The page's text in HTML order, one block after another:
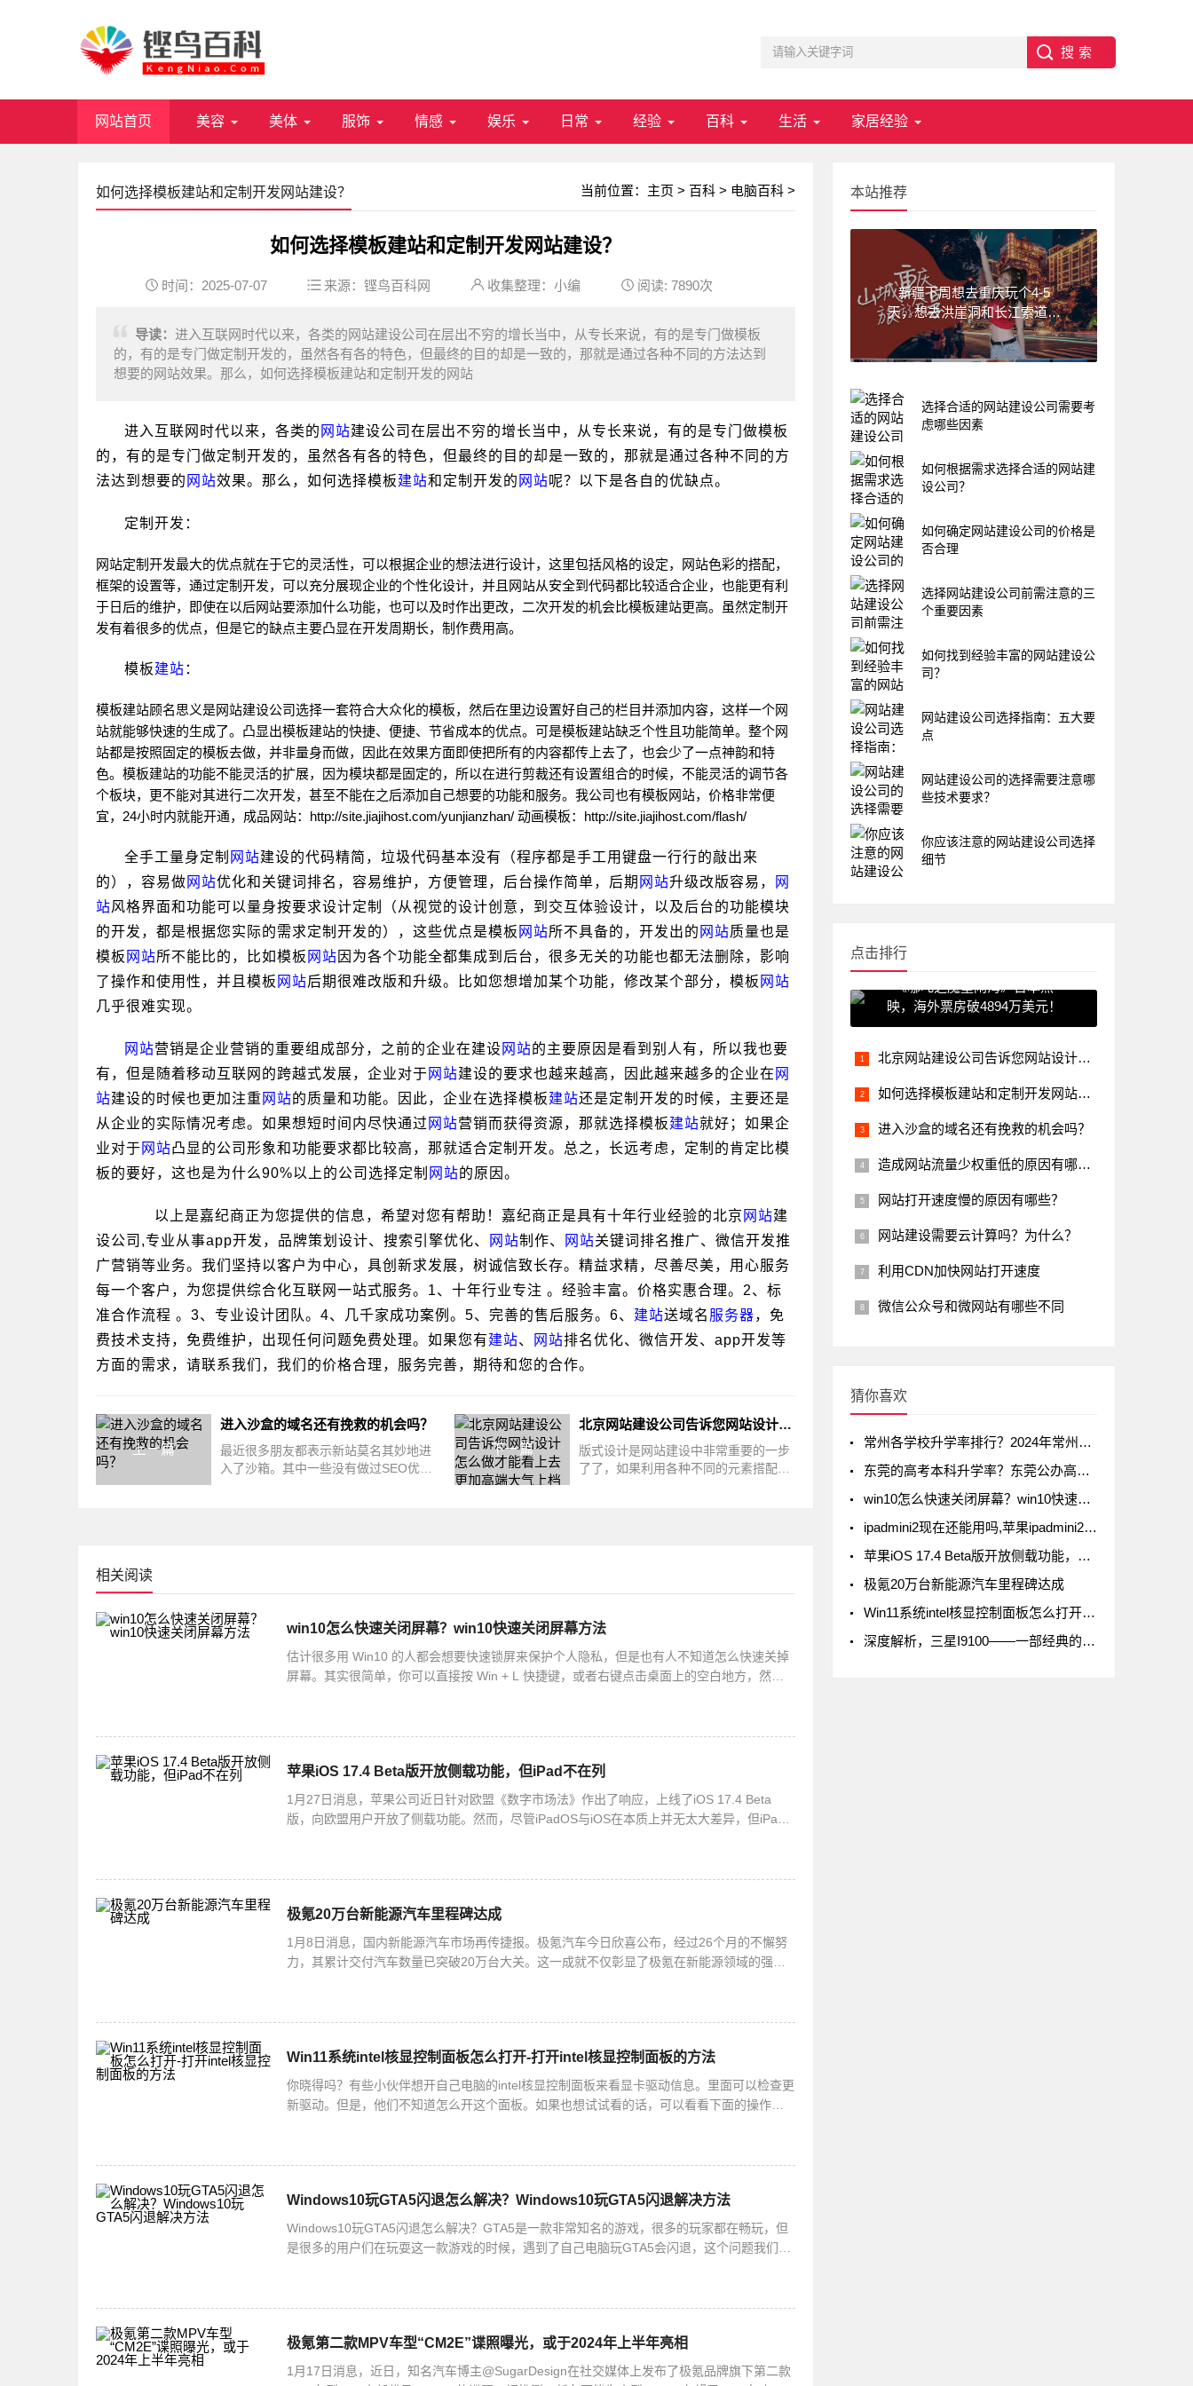
网站首页 美容 美体 服饰 情感 娱乐 日常 经验 百科 生活 家居经验
当前位置： 主页 > 百科 > 电脑百科 >
如何选择模板建站和定制开发网站建设？
如何选择模板建站和定制开发网站建设？
时间：2025-07-07 来源： 铿鸟百科网 收集整理：小编 阅读: 7890次
导读： 进入互联网时代以来，各类的网站建设公司在层出不穷的增长当中，从专长来说，有的是专门做模板
的，有的是专门做定制开发的，虽然各有各的特色，但最终的目的却是一致的，那就是通过各种不同的方法达到
想要的网站效果。那么，如何选择模板建站和定制开发的网站
进入互联网时代以来，各类的 网站建设公司在层出不穷的增长当中，从专长来说，有的是专门做模板
的，有的是专门做定制开发的，虽然各有各的特色，但最终的目的却是一致的，那就是通过各种不同的方
法达到想要的 网站效果。那么，如何选择模板建站和定制开发的 网站呢？以下是各自的优缺点。
定制开发：
网站定制开发最大的优点就在于它的灵活性，可以根据企业的想法进行设计，这里包括风格的设定， 网站色彩的搭配，
框架的设置等，通过定制开发，可以充分展现企业的个性化设计，并且 网站从安全到代码都比较适合企业，也能更有利
于日后的维护，即使在以后网站要添加什么功能，也可以及时作出更改，二次开发的机会比模板建站更高。虽然定制开
发有着很多的优点，但是它的缺点主要凸显在开发周期长，制作费用高。
模板建站 ：
模板建站顾名思义是网站建设公司选择一套符合大众化的模板，然后在里边设置好自己的栏目并添加内容，这样一个网
站就能够快速的生成了。凸显出模板建站的快捷、便捷、节省成本的优点。可是模板建站缺乏个性且功能简单。整个网
站都是按照固定的模板去做，并非量身而做，因此在效果方面即使把所有的内容都传上去了，也会少了一点神韵和特
色。模板建站的功能不能灵活的扩展‌，因为模块都是固定的，所以在进行剪裁还有设置组合的时候，不能灵活的调节各
个板块，更不能对其进行二次开发，甚至不能在之后添加自己想要的功能和服务。我公司也有模板网站，价格非常便
宜，24小时内就能开通，成品网站：http://site.jiajihost.com/yunjianzhan/ 动画模板：http://site.jiajihost.com/flash/
全手工量身定制 网站建设的代码精简，垃圾代码基本没有（程序都是手工用键盘一行行的敲出来
的），容易做 网站优化和关键词排名，容易维护，方便管理，后台操作简单，后期 网站升级改版容易，
网
站风格界面和功能可以量身按要求设计定制（从视觉的设计创意，到交互体验设计，以及后台的功能模块
的开发，都是根据您实际的需求定制开发的），这些优点是模板 网站所不具备的，开发出的 网站质量也是
模板 网站所不能比的，比如模板 网站 因为各个功能全都集成到后台，很多无关的功能也都无法删除，影响
了操作和使用性，并且模板 网站后期很难改版和升级。比如您想增加某个功能，修改某个部分，模板 网站
几乎很难实现。
网站营销是企业营销的重要组成部分，之前的企业在建设 网站的主要原因是看到别人有，所以我也要
有，但是随着移动互联网的跨越式发展，企业对于 网站建设的要求也越来越高，因此越来越多的企业在 网
站建设的时候也更加注重 网站的质量和功能。因此，企业在选择模板建站还是定制开发的时候，主要还是
从企业的实际情况考虑。如果想短时间内尽快通过 网站营销而获得资源，那就选择模板建站就好；如果企
业对于 网站凸显的公司形象和功能要求都比较高，那就适合定制开发。总之，长远考虑，定制的肯定比模
板的要好，这也是为什么90%以上的公司选择定制 网站的原因。
以上是嘉纪商正为您提供的信息，希望对您有帮助！嘉纪商正是具有十年行业经验的北京 网站建
设公司,专业从事app开发，品牌策划设计、搜索引擎优化、
网站制作、 网站关键词排名推广、微信开发推
广营销等业务。我们坚持以客户为中心，具创新求发展，树诚信致长存。精益求精，尽善尽美，用心服务
每一个客户，为您提供综合化互联网一站式服务。1、十年行业专注 。经验丰富。价格实惠合理。2、标
准合作流程 。3、专业设计团队。4、几千家成功案例。5、完善的售后服务。6、 建站送域名 服务器，免
费技术支持，免费维护，出现任何问题免费处理。如果您有建站、 网站排名优化、微信开发、app开发等
方面的需求，请联系我们，我们的价格合理，服务完善，期待和您的合作。
上一篇
进入沙盒的域名还有挽救的机会吗？
最近很多朋友都表示新站莫名其妙地进
入了沙箱。其中一些没有做过SEO优化
下一篇
北京网站建设公司告诉您网站设计怎么做才能看上去更加高端大气上档次
版式设计是网站建设中非常重要的一步
了了，如果利用各种不同的元素搭配和
相关阅读
win10怎么快速关闭屏幕？win10快速关闭屏幕方法
估计很多用 Win10 的人都会想要快速锁屏来保护个人隐私，但是也有人不知道怎么快速关掉
屏幕。其实很简单，你可以直接按 Win + L 快捷键，或者右键点击桌面上的空白地方，然后
苹果iOS 17.4 Beta版开放侧载功能，但iPad不在列
1月27日消息，苹果公司近日针对欧盟《数字市场法》作出了响应，上线了iOS 17.4 Beta
版，向欧盟用户开放了侧载功能。然而，尽管iPadOS与iOS在本质上并无太大差异，但iPad
极氪20万台新能源汽车里程碑达成
1月8日消息，国内新能源汽车市场再传捷报。极氪汽车今日欣喜公布，经过26个月的不懈努
力，其累计交付汽车数量已突破20万台大关。这一成就不仅彰显了极氪在新能源领域的强劲
Win11系统intel核显控制面板怎么打开-打开intel核显控制面板的方法
你晓得吗？有些小伙伴想开自己电脑的intel核显控制面板来看显卡驱动信息。里面可以检查更
新驱动。但是，他们不知道怎么开这个面板。如果也想试试看的话，可以看看下面的操作方
Windows10玩GTA5闪退怎么解决？Windows10玩GTA5闪退解决方法
Windows10玩GTA5闪退怎么解决？GTA5是一款非常知名的游戏，很多的玩家都在畅玩，但
是很多的用户们在玩耍这一款游戏的时候，遇到了自己电脑玩GTA5会闪退，这个问题我们怎
极氪第二款MPV车型“CM2E”谍照曝光，或于2024年上半年亮相
1月17日消息，近日，知名汽车博主@SugarDesign在社交媒体上发布了极氪品牌旗下第二款
本站推荐
新疆下周想去重庆玩个4-5
天，想去洪崖洞和长江索道，
武隆天坑,求一份重庆旅游攻
略！费用不要太高?
选择合适的网站建设公司需要考
虑哪些因素
如何根据需求选择合适的网站建
设公司？
如何确定网站建设公司的价格是
否合理
选择网站建设公司前需注意的三
个重要因素
如何找到经验丰富的网站建设公
司？
网站建设公司选择指南：五大要
点
网站建设公司的选择需要注意哪
些技术要求？
你应该注意的网站建设公司选择
细节
点击排行
《哪吒之魔童闹海》日本热
映，海外票房破4894万美元！
北京网站建设公司告诉您网站设计怎么做才能看上去更加高端大气上档次
如何选择模板建站和定制开发网站建设？
进入沙盒的域名还有挽救的机会吗？
造成网站流量少权重低的原因有哪些？
网站打开速度慢的原因有哪些？
网站建设需要云计算吗？为什么？
利用CDN加快网站打开速度
微信公众号和微网站有哪些不同
猜你喜欢
常州各学校升学率排行？2024年常州初中升学率排名
东莞的高考本科升学率？东莞公办高中录取率有多少
win10怎么快速关闭屏幕？win10快速关闭屏幕方法
ipadmini2现在还能用吗,苹果ipadmini2现在还能用吗
苹果iOS 17.4 Beta版开放侧载功能，但iPad不在列
极氪20万台新能源汽车里程碑达成
Win11系统intel核显控制面板怎么打开-打开intel核显控制面板的方法
深度解析，三星I9100——一部经典的智能手机传奇